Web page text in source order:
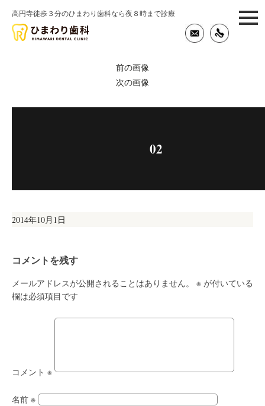
高円寺徒歩３分のひまわり歯科なら夜８時まで診療
前の画像
次の画像
02
投
2014年10月1日
コメントを残す
メールアドレスが公開されることはありません。 ※ が付いている
欄は必須項目です
コメント ※
名前 ※